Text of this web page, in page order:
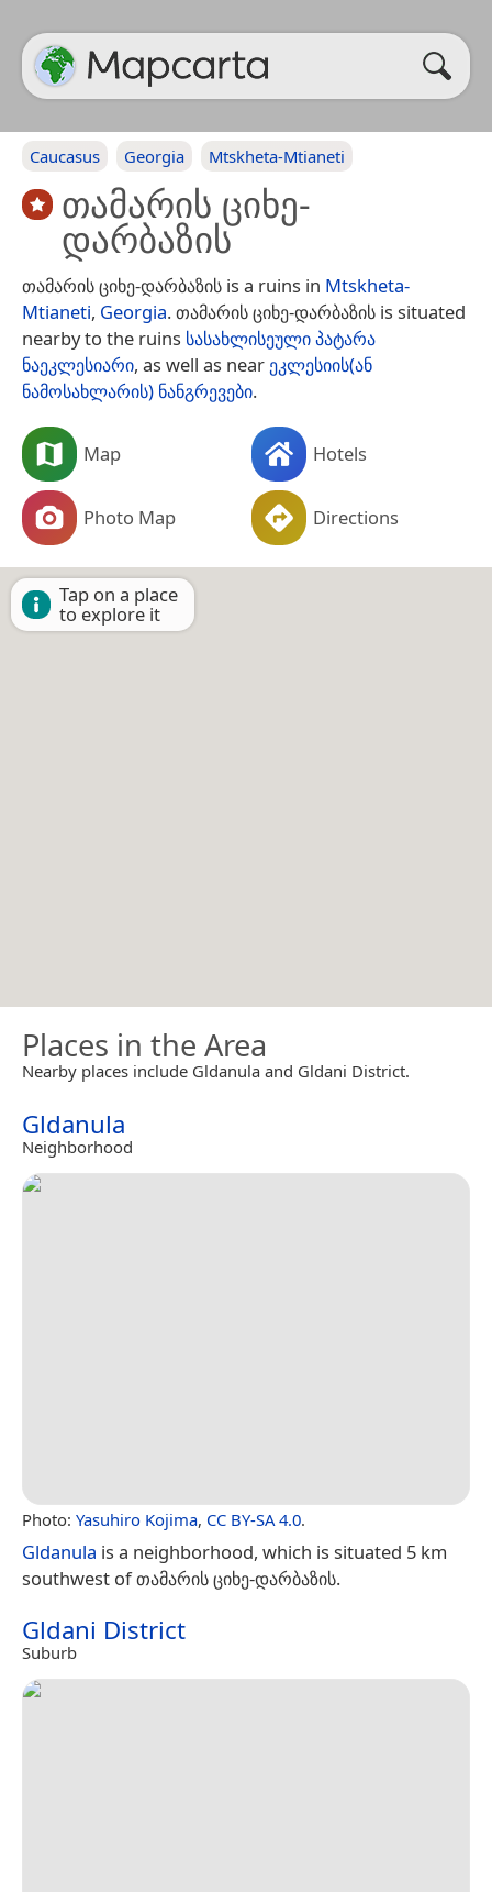
Caucasus Georgia Mtskheta-Mtianeti
თამარის ციხე-
დარბაზის
თამარის ციხე-დარბაზის is a ruins in Mtskheta-
Mtianeti, Georgia. თამარის ციხე-დარბაზის is situated
nearby to the ruins სასახლისეული პატარა
ნაეკლესიარი, as well as near ეკლესიის(ან
ნამოსახლარის) ნანგრევები.
Map Hotels
Photo Map Directions
Tap on a place
to explore it
Places in the Area
Nearby places include Gldanula and Gldani District.
Gldanula
Neighborhood
Photo: Yasuhiro Kojima, CC BY-SA 4.0.
Gldanula is a neighborhood, which is situated 5 km
southwest of თამარის ციხე-დარბაზის.
Gldani District
Suburb